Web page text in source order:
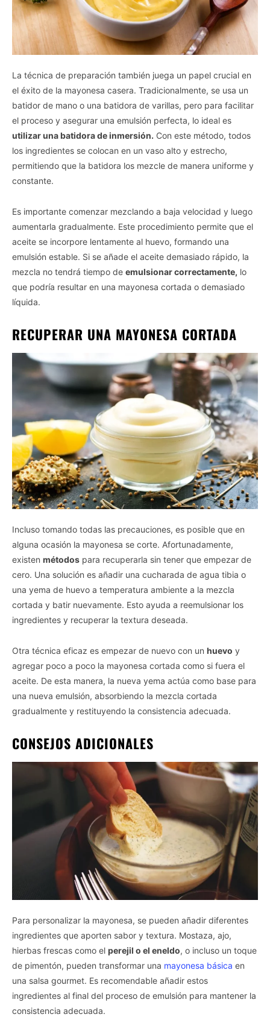
La técnica de preparación también juega un papel crucial en
el éxito de la mayonesa casera. Tradicionalmente, se usa un
batidor de mano o una batidora de varillas, pero para facilitar
el proceso y asegurar una emulsión perfecta, lo ideal es
utilizar una batidora de inmersión. Con este método, todos
los ingredientes se colocan en un vaso alto y estrecho,
permitiendo que la batidora los mezcle de manera uniforme y
constante.
Es importante comenzar mezclando a baja velocidad y luego
aumentarla gradualmente. Este procedimiento permite que el
aceite se incorpore lentamente al huevo, formando una
emulsión estable. Si se añade el aceite demasiado rápido, la
mezcla no tendrá tiempo de emulsionar correctamente, lo
que podría resultar en una mayonesa cortada o demasiado
líquida.
RECUPERAR UNA MAYONESA CORTADA
Incluso tomando todas las precauciones, es posible que en
alguna ocasión la mayonesa se corte. Afortunadamente,
existen métodos para recuperarla sin tener que empezar de
cero. Una solución es añadir una cucharada de agua tibia o
una yema de huevo a temperatura ambiente a la mezcla
cortada y batir nuevamente. Esto ayuda a reemulsionar los
ingredientes y recuperar la textura deseada.
Otra técnica eficaz es empezar de nuevo con un huevo y
agregar poco a poco la mayonesa cortada como si fuera el
aceite. De esta manera, la nueva yema actúa como base para
una nueva emulsión, absorbiendo la mezcla cortada
gradualmente y restituyendo la consistencia adecuada.
CONSEJOS ADICIONALES
Para personalizar la mayonesa, se pueden añadir diferentes
ingredientes que aporten sabor y textura. Mostaza, ajo,
hierbas frescas como el perejil o el eneldo, o incluso un toque
de pimentón, pueden transformar una mayonesa básica en
una salsa gourmet. Es recomendable añadir estos
ingredientes al final del proceso de emulsión para mantener la
consistencia adecuada.